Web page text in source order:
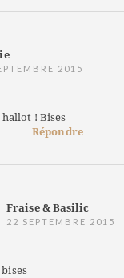
2015
! Bises
Répondre
Fraise & Basilic
22 SEPTEMBRE 2015